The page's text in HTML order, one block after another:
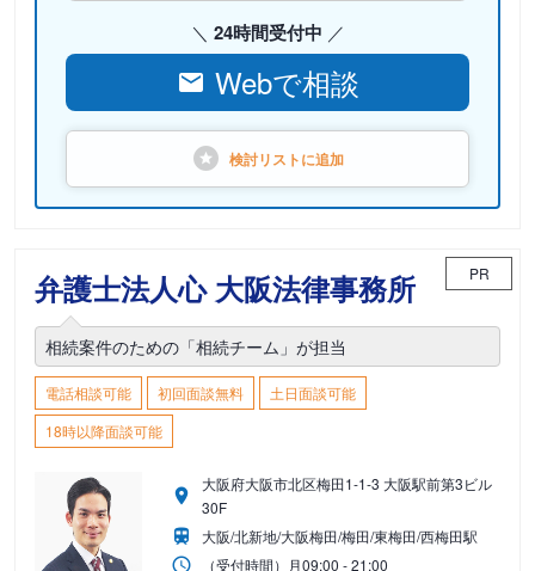
24時間受付中
Webで相談
検討リストに追加
弁護士法人心 大阪法律事務所 PR
相続案件のための「相続チーム」が担当
電話相談可能 初回面談無料
土日面談可能
18時以降面談可能
大阪府大阪市北区梅田1-1-3 大阪駅前第3ビル
30F
大阪/北新地/大阪梅田/梅田/東梅田/西梅田駅
（受付時間） 月09:00 - 21:00